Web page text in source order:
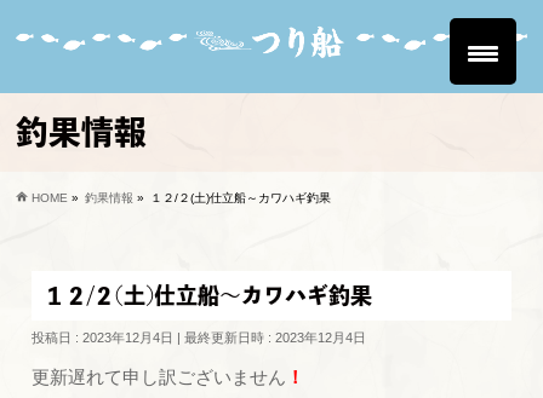
釣果情報
HOME » 釣果情報 » １２/２(土)仕立船～カワハギ釣果
１２/２(土)仕立船～カワハギ釣果
投稿日 : 2023年12月4日 最終更新日時 : 2023年12月4日
更新遅れて申し訳ございません ！